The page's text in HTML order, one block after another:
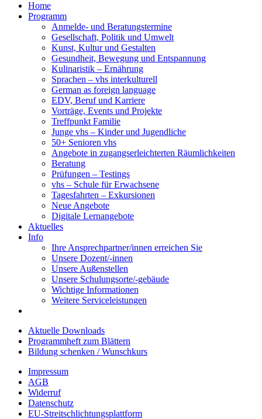
Home
Programm
Anmelde- und Beratungstermine
Gesellschaft, Politik und Umwelt
Kunst, Kultur und Gestalten
Gesundheit, Bewegung und Entspannung
Kulinaristik – Ernährung
Sprachen – vhs interkulturell
German as foreign language
EDV, Beruf und Karriere
Vorträge, Events und Projekte
Treffpunkt Familie
Junge vhs – Kinder und Jugendliche
50+ Senioren vhs
Angebote in zugangserleichterten Räumlichkeiten
Beratung
Prüfungen – Testings
vhs – Schule für Erwachsene
Tagesfahrten – Exkursionen
Neue Angebote
Digitale Lernangebote
Aktuelles
Info
Ihre Ansprechpartner/innen erreichen Sie
Unsere Dozent/-innen
Unsere Außenstellen
Unsere Schulungsorte/-gebäude
Wichtige Informationen
Weitere Serviceleistungen
Aktuelle Downloads
Programmheft zum Blättern
Bildung schenken / Wunschkurs
Impressum
AGB
Widerruf
Datenschutz
EU-Streitschlichtungsplattform